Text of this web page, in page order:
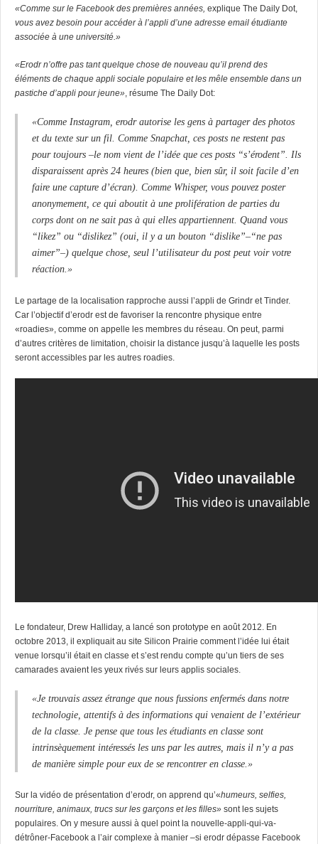
«Comme sur le Facebook des premières années explique The Daily Dot,
vous avez besoin pour accéder à l’appli d’une adresse email étudiante
associée à une université.»
«Erodr n’offre pas tant quelque chose de nouveau qu’il prend des
éléments de chaque appli sociale populaire et les mêle ensemble dans un
pastiche d’appli pour jeune», résume The Daily Dot:
«Comme Instagram, erodr autorise les gens à partager des photos
et du texte sur un fil. Comme Snapchat, ces posts ne restent pas
pour toujours –le nom vient de l’idée que ces posts “s’érodent”. Ils
disparaissent après 24 heures (bien que, bien sûr, il soit facile d’en
faire une capture d’écran). Comme Whisper, vous pouvez poster
anonymement, ce qui aboutit à une prolifération de parties du
corps dont on ne sait pas à qui elles appartiennent. Quand vous
“likez” ou “dislikez” (oui, il y a un bouton “dislike”–“ne pas
aimer”–) quelque chose, seul l’utilisateur du post peut voir votre
réaction.»
Le partage de la localisation rapproche aussi l’appli de Grindr et Tinder.
Car l’objectif d’erodr est de favoriser la rencontre physique entre
«roadies», comme on appelle les membres du réseau. On peut, parmi
d’autres critères de limitation, choisir la distance jusqu’à laquelle les posts
seront accessibles par les autres roadies.
Le fondateur, Drew Halliday, a lancé son prototype en août 2012. En
octobre 2013, il expliquait au site Silicon Prairie comment l’idée lui était
venue lorsqu’il était en classe et s’est rendu compte qu’un tiers de ses
camarades avaient les yeux rivés sur leurs applis sociales.
«Je trouvais assez étrange que nous fussions enfermés dans notre
technologie, attentifs à des informations qui venaient de l’extérieur
de la classe. Je pense que tous les étudiants en classe sont
intrinsèquement intéressés les uns par les autres, mais il n’y a pas
de manière simple pour eux de se rencontrer en classe.»
Sur la vidéo de présentation d’erodr, on apprend qu’«humeurs, selfies,
nourriture, animaux, trucs sur les garçons et les filles» sont les sujets
populaires. On y mesure aussi à quel point la nouvelle-appli-qui-va-
détrôner-Facebook a l’air complexe à manier –si erodr dépasse Facebook